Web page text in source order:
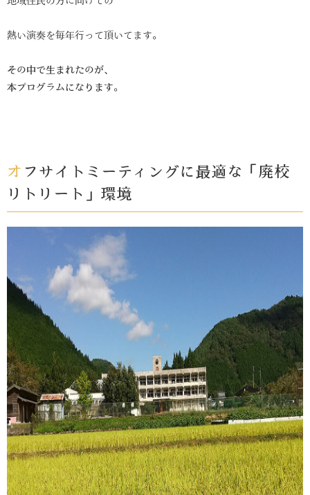
熱い演奏を毎年行って頂いてます。
その中で生まれたのが、
本プログラムになります。
オフサイトミーティングに最適な「廃校
リトリート」環境